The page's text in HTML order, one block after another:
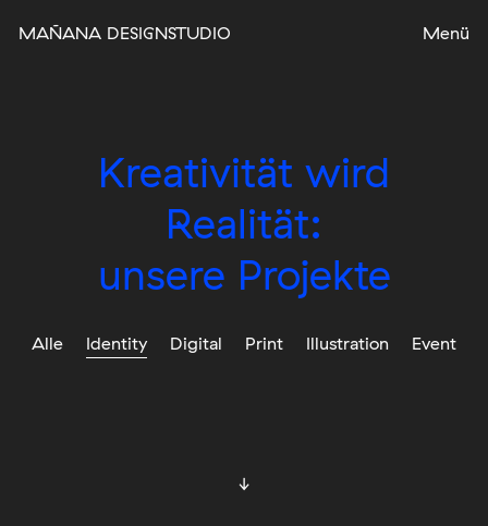
MAÑANA DESIGNSTUDIO
Kreativität wird
Realität:
unsere Projekte
Alle Identity Digital Print Illustration Event
↓